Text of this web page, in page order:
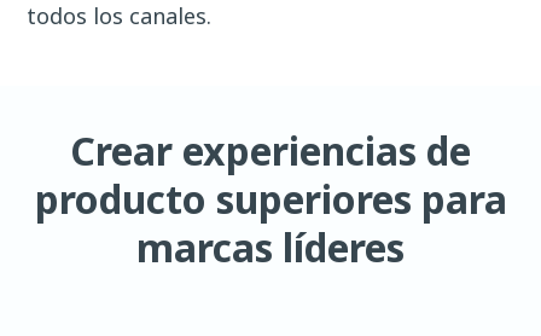
todos los canales.
Crear experiencias de
producto superiores para
marcas líderes